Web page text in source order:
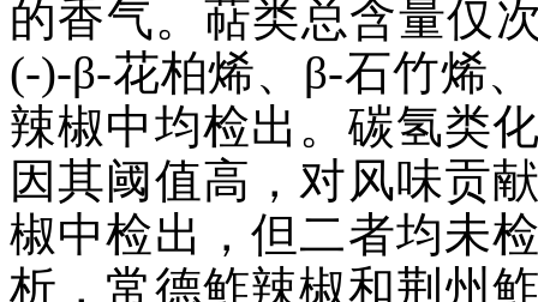
的香气。萜类总含量仅
(-)-β-花柏烯、β-石竹烯
辣椒中均检出。碳氢类
因其阈值高，对风味贡
椒中检出，但二者均未
析，常德鲊辣椒和荆州